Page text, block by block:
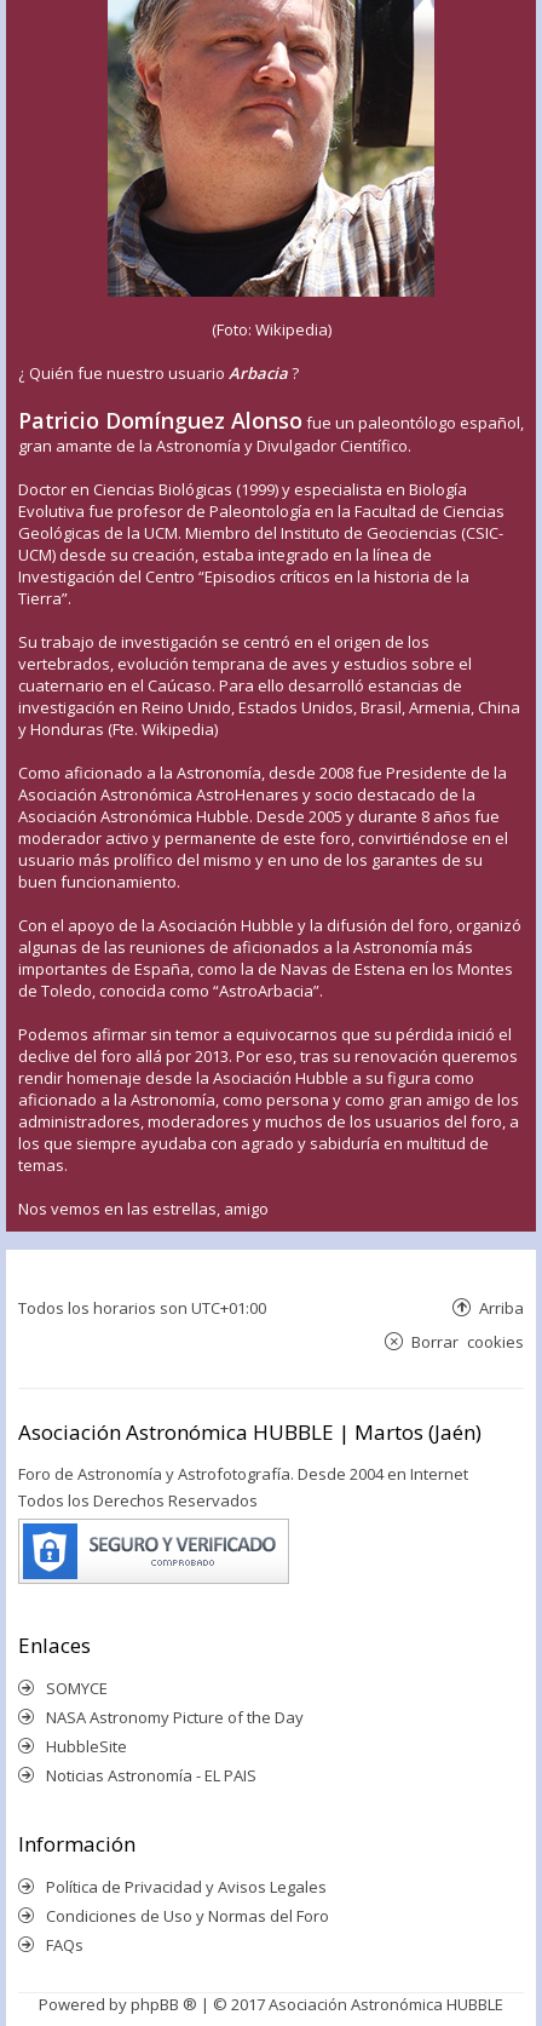
(Foto: Wikipedia)
¿ Quién fue nuestro usuario Arbacia?
Patricio Domínguez Alonso fue un paleontólogo español,
gran amante de la Astronomía y Divulgador Científico.
Doctor en Ciencias Biológicas (1999) y especialista en Biología
Evolutiva fue profesor de Paleontología en la Facultad de Ciencias
Geológicas de la UCM. Miembro del Instituto de Geociencias (CSIC-
UCM) desde su creación, estaba integrado en la línea de
Investigación del Centro “Episodios críticos en la historia de la
Tierra”.
Su trabajo de investigación se centró en el origen de los
vertebrados, evolución temprana de aves y estudios sobre el
cuaternario en el Caúcaso. Para ello desarrolló estancias de
investigación en Reino Unido, Estados Unidos, Brasil, Armenia, China
y Honduras (Fte. Wikipedia)
Como aficionado a la Astronomía, desde 2008 fue Presidente de la
Asociación Astronómica AstroHenares y socio destacado de la
Asociación Astronómica Hubble. Desde 2005 y durante 8 años fue
moderador activo y permanente de este foro, convirtiéndose en el
usuario más prolífico del mismo y en uno de los garantes de su
buen funcionamiento.
Con el apoyo de la Asociación Hubble y la difusión del foro, organizó
algunas de las reuniones de aficionados a la Astronomía más
importantes de España, como la de Navas de Estena en los Montes
de Toledo, conocida como “AstroArbacia”.
Podemos afirmar sin temor a equivocarnos que su pérdida inició el
declive del foro allá por 2013. Por eso, tras su renovación queremos
rendir homenaje desde la Asociación Hubble a su figura como
aficionado a la Astronomía, como persona y como gran amigo de los
administradores, moderadores y muchos de los usuarios del foro, a
los que siempre ayudaba con agrado y sabiduría en multitud de
temas.
Nos vemos en las estrellas, amigo
Todos los horarios son UTC+01:00 Arriba
Borrar cookies
Asociación Astronómica HUBBLE | Martos (Jaén)
Foro de Astronomía y Astrofotografía. Desde 2004 en Internet
Todos los Derechos Reservados
Enlaces
SOMYCE
NASA Astronomy Picture of the Day
HubbleSite
Noticias Astronomía - EL PAIS
Información
Política de Privacidad y Avisos Legales
Condiciones de Uso y Normas del Foro
FAQs
Powered byphpBB ® | © 2017 Asociación Astronómica HUBBLE